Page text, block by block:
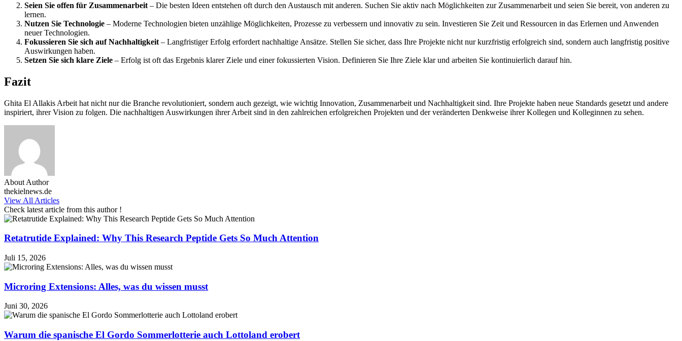
Seien Sie offen für Zusammenarbeit – Die besten Ideen entstehen oft durch den Austausch mit anderen. Suchen Sie aktiv nach Möglichkeiten zur Zusammenarbeit und seien Sie bereit, von anderen zu
lernen.
Nutzen Sie Technologie – Moderne Technologien bieten unzählige Möglichkeiten, Prozesse zu verbessern und innovativ zu sein. Investieren Sie Zeit und Ressourcen in das Erlernen und Anwenden
neuer Technologien.
Fokussieren Sie sich auf Nachhaltigkeit – Langfristiger Erfolg erfordert nachhaltige Ansätze. Stellen Sie sicher, dass Ihre Projekte nicht nur kurzfristig erfolgreich sind, sondern auch langfristig positive
Auswirkungen haben.
Setzen Sie sich klare Ziele – Erfolg ist oft das Ergebnis klarer Ziele und einer fokussierten Vision. Definieren Sie Ihre Ziele klar und arbeiten Sie kontinuierlich darauf hin.
Fazit
Ghita El Allakis Arbeit hat nicht nur die Branche revolutioniert, sondern auch gezeigt, wie wichtig Innovation, Zusammenarbeit und Nachhaltigkeit sind. Ihre Projekte haben neue Standards gesetzt und andere
inspiriert, ihrer Vision zu folgen. Die nachhaltigen Auswirkungen ihrer Arbeit sind in den zahlreichen erfolgreichen Projekten und der veränderten Denkweise ihrer Kollegen und Kolleginnen zu sehen.
About Author
thekielnews.de
View All Articles
Check latest article from this author !
Retatrutide Explained: Why This Research Peptide Gets So Much Attention
Juli 15, 2026
Microring Extensions: Alles, was du wissen musst
Juni 30, 2026
Warum die spanische El Gordo Sommerlotterie auch Lottoland erobert